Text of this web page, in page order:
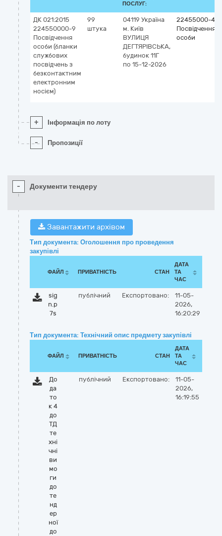
ПОСЛУГ:
ДК 021:2015
224550000-9
Посвідчення
особи (бланки
службових
посвідчень з
безконтактним
електронним
носієм)
99
штука
04119 Україна
м. Київ
ВУЛИЦЯ
ДЕГТЯРІВСЬКА,
будинок 11Г
по 15-12-2026
22455000-4
Посвідчення
особи
+ Інформація по лоту
- Пропозиції
- Документи тендеру
Завантажити архівом
Тип документа: Оголошення про проведення
закупівлі
ФАЙЛ ПРИВАТНІСТЬ СТАН
ДАТА
ТА
ЧАС
sig
n.p
7s
публічний Експортовано:
11-05-
2026,
16:20:29
Тип документа: Технічний опис предмету закупівлі
ФАЙЛ ПРИВАТНІСТЬ СТАН
ДАТА
ТА
ЧАС
До
да
то
к 4
до
ТД
те
хні
чні
ви
мо
ги
до
те
нд
ер
ної
до
публічний Експортовано:
11-05-
2026,
16:19:55